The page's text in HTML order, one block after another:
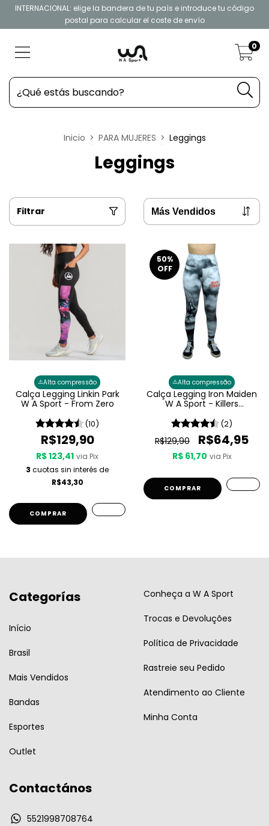
INTERNACIONAL: elige la bandera de tu país e introduce tu código
postal para calcular el coste de envío
0
Inicio > PARA MUJERES > Leggings
Leggings
Filtrar
⚠️Alta compressão
Calça Legging Linkin Park
W A Sport - From Zero
(10)
R$129,90
R$ 123,41 via Pix
3 cuotas sin interés de
R$43,30
COMPRAR
50%
OFF
⚠️Alta compressão
Calça Legging Iron Maiden
W A Sport - Killers
(2)
R$129,90 R$64,95
R$ 61,70 via Pix
COMPRAR
Categorías
Início
Brasil
Mais Vendidos
Bandas
Esportes
Outlet
Conheça a W A Sport
Trocas e Devoluções
Política de Privacidade
Rastreie seu Pedido
Atendimento ao Cliente
Minha Conta
Contactános
5521998708764